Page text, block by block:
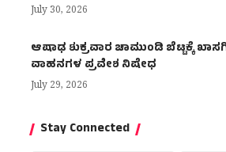
July 30, 2026
ಆಷಾಢ ಶುಕ್ರವಾರ ಚಾಮುಂಡಿ ಬೆಟ್ಟಕ್ಕೆ
ವಾಹನಗಳ ಪ್ರವೇಶ ನಿಷೇಧ
July 29, 2026
Stay Connected